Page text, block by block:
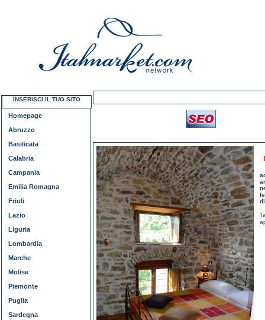
INSERISCI IL TUO SITO
Homepage
Abruzzo
Basilicata
Calabria
Campania
Emilia Romagna
Friuli
Lazio
Liguria
Lombardia
Marche
Molise
Piemonte
Puglia
Sardegna